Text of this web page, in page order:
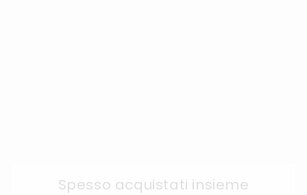
Spesso acquistati insieme